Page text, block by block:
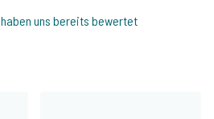
haben uns bereits bewertet